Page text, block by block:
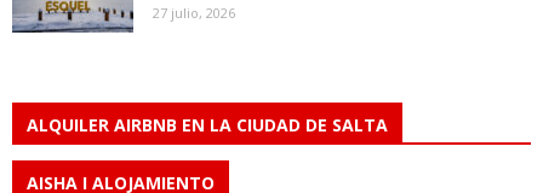
27 julio, 2026
ALQUILER AIRBNB EN LA CIUDAD DE SALTA
AISHA I ALOJAMIENTO